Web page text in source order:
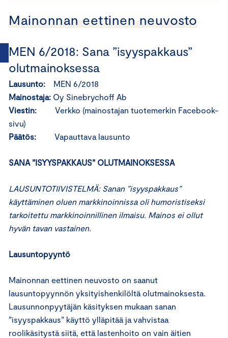
Mainonnan eettinen neuvosto
MEN 6/2018: Sana ”isyyspakkaus”
olutmainoksessa
Lausunto: MEN 6/2018
Mainostaja: Oy Sinebrychoff Ab
Viestin: Verkko (mainostajan tuotemerkin Facebook-
sivu)
Päätös: Vapauttava lausunto
SANA ”ISYYSPAKKAUS” OLUTMAINOKSESSA
LAUSUNTOTIIVISTELMÄ: Sanan ”isyyspakkaus”
käyttäminen oluen markkinoinnissa oli humoristiseksi
tarkoitettu markkinoinnillinen ilmaisu. Mainos ei ollut
hyvän tavan vastainen.
Lausuntopyyntö
Mainonnan eettinen neuvosto on saanut
lausuntopyynnön yksityishenkilöltä olutmainoksesta.
Lausunnonpyytäjän käsityksen mukaan sanan
”isyyspakkaus” käyttö ylläpitää ja vahvistaa
roolikäsitystä siitä, että lastenhoito on vain äitien